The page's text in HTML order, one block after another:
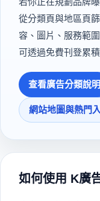
從分類頁與地區頁
容、圖片、服務範
可透過免費刊登累
查看廣告分類說明
網站地圖與熱門
如何使用 K廣